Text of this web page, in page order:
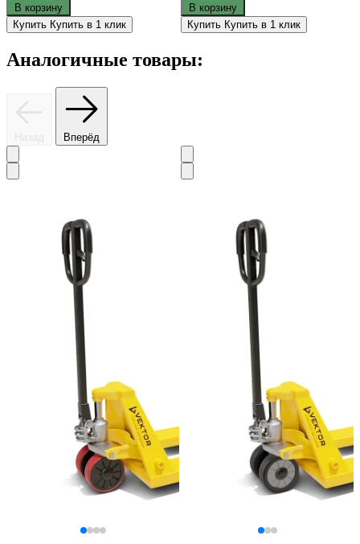
В корзину
Купить Купить в 1 клик
В корзину
Купить Купить в 1 клик
Аналогичные товары:
Назад Вперёд